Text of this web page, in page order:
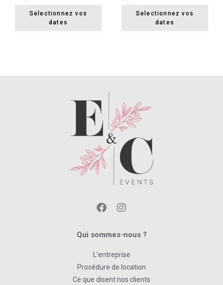
Selectionnez vos
dates
Selectionnez vos
dates
Qui sommes-nous ?
L’entreprise
Procédure de location
Ce que disent nos clients